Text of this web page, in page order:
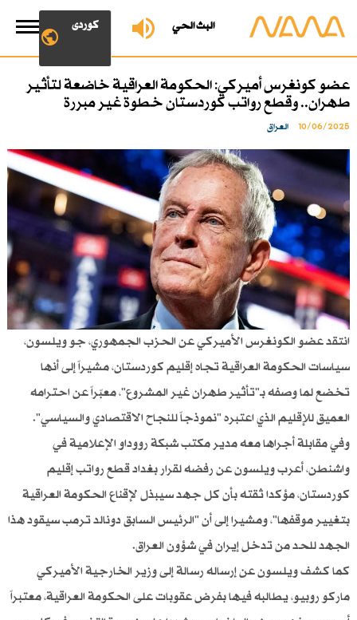
البث الحي کوردی
عضو كونغرس أميركي: الحكومة العراقية خاضعة لتأثير
طهران.. وقطع رواتب كوردستان خطوة غير مبررة
10/06/2025 العراق
انتقد عضو الكونغرس الأميركي عن الحزب الجمهوري، جو ويلسون،
سياسات الحكومة العراقية تجاه إقليم كوردستان، مشيراً إلى أنها
تخضع لما وصفه بـ"تأثير طهران غير المشروع"، معبّراً عن احترامه
العميق للإقليم الذي اعتبره "نموذجاً للنجاح الاقتصادي والسياسي".
وفي مقابلة أجراها معه مدير مكتب شبكة رووداو الإعلامية في
واشنطن، أعرب ويلسون عن رفضه لقرار بغداد قطع رواتب إقليم
كوردستان، مؤكدا ثقته بأن كل جهد سيبذل لإقناع الحكومة العراقية
بتغيير موقفها"، ومشيرا إلى أن "الرئيس السابق دونالد ترمب سيقود هذا
الجهد للحد من تدخل إيران في شؤون العراق.
كما كشف ويلسون عن إرساله رسالة إلى وزير الخارجية الأميركي
ماركو روبيو، يطالبه فيها بفرض عقوبات على الحكومة العراقية، معتبراً